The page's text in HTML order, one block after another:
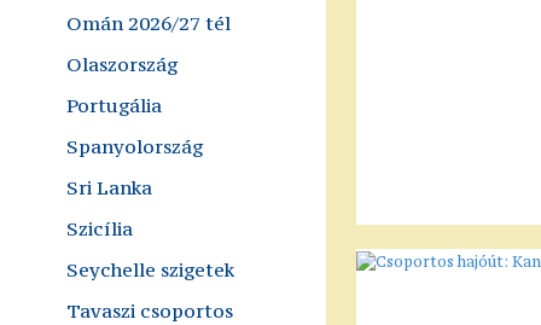
Omán 2026/27 tél
Olaszország
Portugália
Spanyolország
Sri Lanka
Szicília
Seychelle szigetek
Tavaszi csoportos